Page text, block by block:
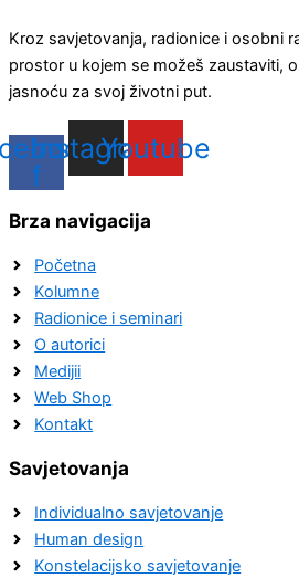
Kroz savjetovanja, radionice i osobni
prostor u kojem se možeš zaustaviti,
jasnoću za svoj životni put.
f
Instagram
Youtube
Brza navigacija
Početna
Kolumne
Radionice i seminari
O autorici
Medijii
Web Shop
Kontakt
Savjetovanja
Individualno savjetovanje
Human design
Konstelacijsko savjetovanje